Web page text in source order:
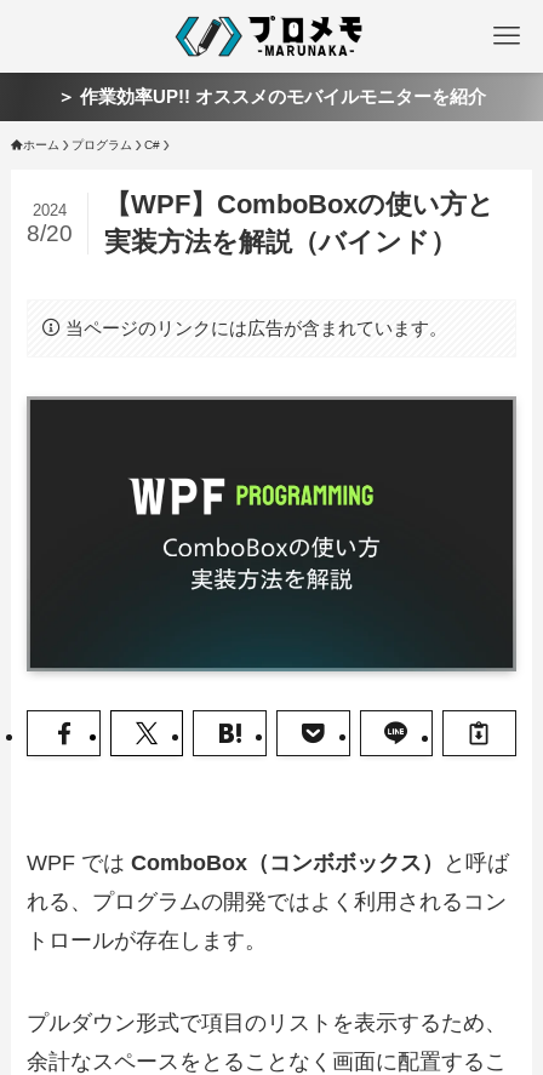
＞ 作業効率UP!! オススメのモバイルモニターを紹介
ホーム プログラム C#
【WPF】ComboBoxの使い方と
実装方法を解説（バインド）
2024
8/20
当ページのリンクには広告が含まれています。
WPF ではComboBox（コンボボックス）
と呼ば
れる、プログラムの開発ではよく利用されるコン
トロールが存在します。
プルダウン形式で項目のリストを表示するため、
余計なスペースをとることなく画面に配置するこ